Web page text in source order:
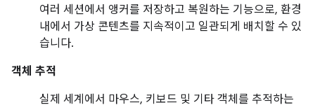
여러 세션에서 앵커를 저장하고 복원하는 기능으로, 환경
내에서 가상 콘텐츠를 지속적이고 일관되게 배치할 수 있
습니다.
객체 추적
실제 세계에서 마우스, 키보드 및 기타 객체를 추적하는